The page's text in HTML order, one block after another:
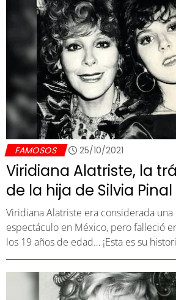
FAMOSOS 25/10/2021
Viridiana Alatriste, la
de la hija de Silvia Pinal
Viridiana Alatriste era considerada
espectáculo en México, pero falleció
los 19 años de edad… ¡Esta es su